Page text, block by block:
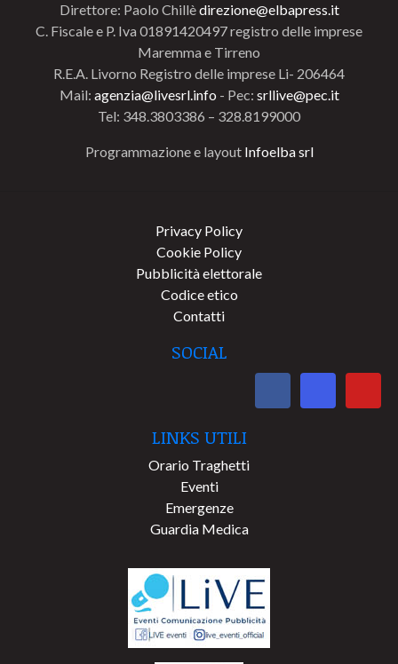
Direttore: Paolo Chillèdirezione@elbapress.it
C. Fiscale e P. Iva 01891420497 registro delle imprese
Maremma e Tirreno
R.E.A. Livorno Registro delle imprese Li- 206464
Mail: agenzia@livesrl.info - Pec: srllive@pec.it
Tel: 348.3803386 – 328.8199000
Programmazione e layout Infoelba srl
Privacy Policy
Cookie Policy
Pubblicità elettorale
Codice etico
Contatti
SOCIAL
LINKS UTILI
Orario Traghetti
Eventi
Emergenze
Guardia Medica